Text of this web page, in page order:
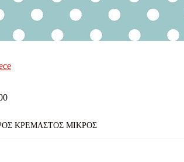
ΚΡΕΜΑΣΤΟΣ ΜΙΚΡΟΣ